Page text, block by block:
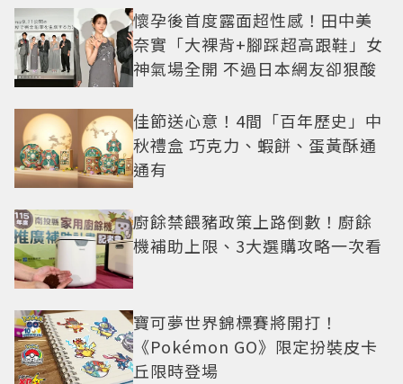
懷孕後首度露面超性感！田中美
奈實「大裸背+腳踩超高跟鞋」女
神氣場全開 不過日本網友卻狠酸
佳節送心意！4間「百年歷史」中
秋禮盒 巧克力、蝦餅、蛋黃酥通
通有
廚餘禁餵豬政策上路倒數！廚餘
機補助上限、3大選購攻略一次看
寶可夢世界錦標賽將開打！
《Pokémon GO》限定扮裝皮卡
丘限時登場